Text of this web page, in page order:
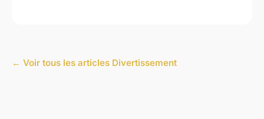
← Voir tous les articles Divertissement